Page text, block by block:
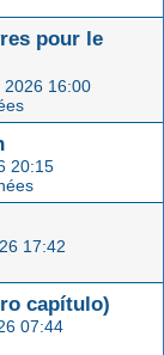
pour le
2026 16:00
20:15
17:42
capítulo)
07:44